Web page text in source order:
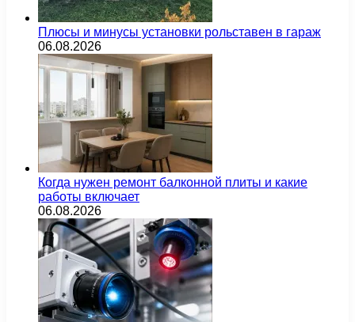
Плюсы и минусы установки рольставен в гараж
06.08.2026
Когда нужен ремонт балконной плиты и какие
работы включает
06.08.2026